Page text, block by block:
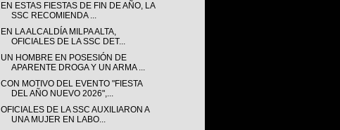
EN ESTAS FIESTAS DE FIN DE AÑO, LA
SSC RECOMIENDA ...
EN LA ALCALDÍA MILPA ALTA,
OFICIALES DE LA SSC DET...
UN HOMBRE EN POSESIÓN DE
APARENTE DROGA Y UN ARMA ...
CON MOTIVO DEL EVENTO "FIESTA
DEL AÑO NUEVO 2026",...
OFICIALES DE LA SSC AUXILIARON A
UNA MUJER EN LABO...